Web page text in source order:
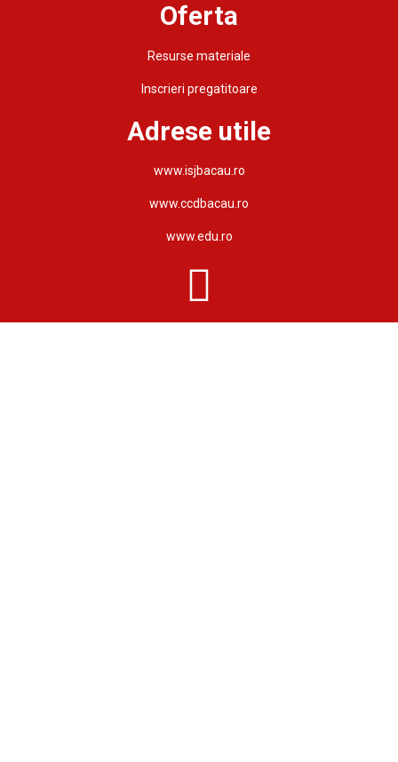
Oferta
Resurse materiale
Inscrieri pregatitoare
Adrese utile
www.isjbacau.ro
www.ccdbacau.ro
www.edu.ro